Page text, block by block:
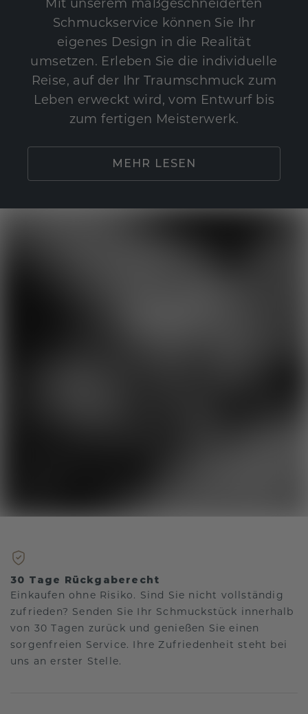
Mit unserem maßgeschneiderten
Schmuckservice können Sie Ihr
eigenes Design in die Realität
umsetzen. Erleben Sie die individuelle
Reise, auf der Ihr Traumschmuck zum
Leben erweckt wird, vom Entwurf bis
zum fertigen Meisterwerk.
MEHR LESEN
30 Tage Rückgaberecht
Einkaufen ohne Risiko. Sind Sie nicht vollständig
zufrieden? Senden Sie Ihr Schmuckstück innerhalb
von 30 Tagen zurück und genießen Sie einen
sorgenfreien Service. Ihre Zufriedenheit steht bei
uns an erster Stelle.